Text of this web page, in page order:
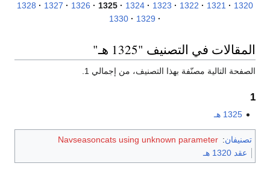
1320
1321
1322
1323
1324
1325
1326
1327
1328
1329
1330
المقالات في التصنيف "1325 هـ"
الصفحة التالية مصنّفة بهذا التصنيف، من إجمالي 1.
1
1325 هـ
تصنيفان:
Navseasoncats using unknown parameter
عقد 1320 هـ